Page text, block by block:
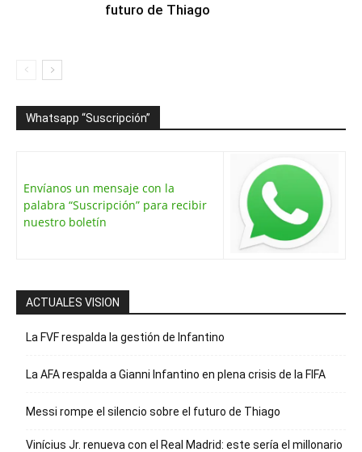
futuro de Thiago
Whatsapp “Suscripción”
Envíanos un mensaje con la
palabra “Suscripción” para recibir
nuestro boletín
ACTUALES VISION
La FVF respalda la gestión de Infantino
La AFA respalda a Gianni Infantino en plena crisis de la FIFA
Messi rompe el silencio sobre el futuro de Thiago
Vinícius Jr. renueva con el Real Madrid: este sería el millonario